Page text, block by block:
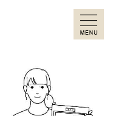
ZENGAKU引